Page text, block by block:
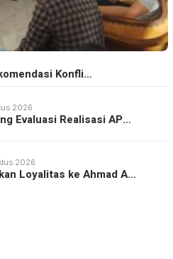
Konfli…
2026
Evaluasi Realisasi AP…
2026
Loyalitas ke Ahmad A…